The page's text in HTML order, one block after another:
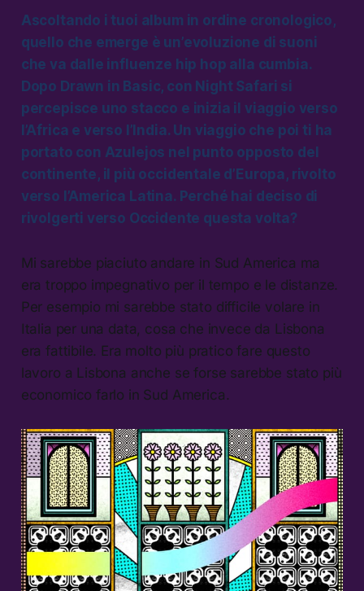
Ascoltando i tuoi album in ordine cronologico,
quello che emerge è un’evoluzione di suoni
che va dalle influenze hip hop alla cumbia.
Dopo Drawn in Basic, con Night Safari si
percepisce uno stacco e inizia il viaggio verso
l’Africa e verso l’India. Un viaggio che poi ti ha
portato con Azulejos nel punto opposto del
continente, il più occidentale d’Europa, rivolto
verso l’America Latina. Perché hai deciso di
rivolgerti verso Occidente questa volta?
Mi sarebbe piaciuto andare in Sud America ma
era troppo impegnativo per il tempo e le distanze.
Per esempio mi sarebbe stato difficile volare in
Italia per una data, cosa che invece da Lisbona
era fattibile. Era molto più pratico fare questo
lavoro a Lisbona anche se forse sarebbe stato più
economico farlo in Sud America.